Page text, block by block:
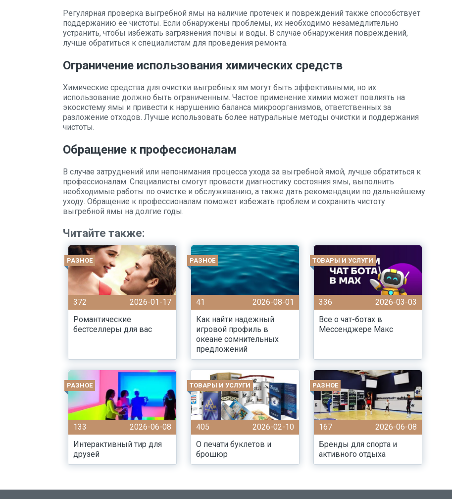
Регулярная проверка выгребной ямы на наличие протечек и повреждений также способствует
поддержанию ее чистоты. Если обнаружены проблемы, их необходимо незамедлительно
устранить, чтобы избежать загрязнения почвы и воды. В случае обнаружения повреждений,
лучше обратиться к специалистам для проведения ремонта.
Ограничение использования химических средств
Химические средства для очистки выгребных ям могут быть эффективными, но их
использование должно быть ограниченным. Частое применение химии может повлиять на
экосистему ямы и привести к нарушению баланса микроорганизмов, ответственных за
разложение отходов. Лучше использовать более натуральные методы очистки и поддержания
чистоты.
Обращение к профессионалам
В случае затруднений или непонимания процесса ухода за выгребной ямой, лучше обратиться к
профессионалам. Специалисты смогут провести диагностику состояния ямы, выполнить
необходимые работы по очистке и обслуживанию, а также дать рекомендации по дальнейшему
уходу. Обращение к профессионалам поможет избежать проблем и сохранить чистоту
выгребной ямы на долгие годы.
Читайте также:
РАЗНОЕ
372
2026-01-17
Романтические
бестселлеры для вас
РАЗНОЕ
41
2026-08-01
Как найти надежный
игровой профиль в
океане сомнительных
предложений
ТОВАРЫ И УСЛУГИ
336
2026-03-03
Все о чат-ботах в
Мессенджере Макс
РАЗНОЕ
133
2026-06-08
Интерактивный тир для
друзей
ТОВАРЫ И УСЛУГИ
405
2026-02-10
О печати буклетов и
брошюр
РАЗНОЕ
167
2026-06-08
Бренды для спорта и
активного отдыха